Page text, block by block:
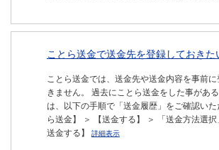
ことら送金で送金先を登録しておきた
ことら送金では、送金先や送金内容を事前
きません。 過去にことら送金をした事があ
は、以下の手順で「送金履歴」をご確認いた
ら送金】 ＞ 【送金する】 ＞ 「送金方法選
送金する】
詳細表示